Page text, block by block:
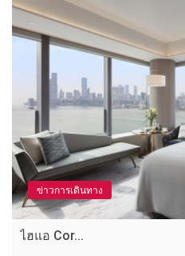
ข่าวการเดินทาง
ไฮแอ Cor...